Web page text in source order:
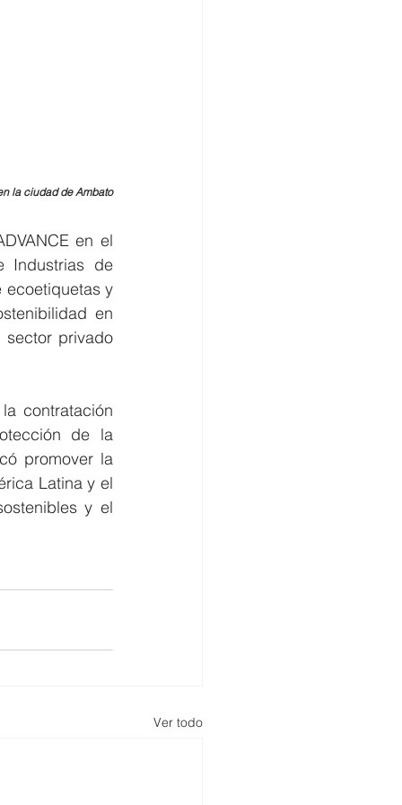
la ciudad de Ambato
en el
Industrias de
ecoetiquetas y
en
sector privado
contratación
de la
promover la
Latina y el
y el
Ver todo